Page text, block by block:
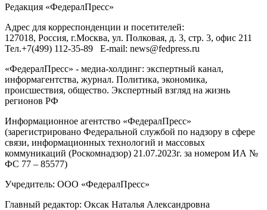
Редакция «ФедералПресс»
Адрес для корреспонденции и посетителей:
127018, Россия, г.Москва, ул. Полковая, д. 3, стр. 3, офис 211
Тел.+7(499) 112-35-89 E-mail: news@fedpress.ru
«ФедералПресс» - медиа-холдинг: экспертный канал,
информагентства, журнал. Политика, экономика,
происшествия, общество. Экспертный взгляд на жизнь
регионов РФ
Информационное агентство «ФедералПресс»
(зарегистрировано Федеральной службой по надзору в сфере
связи, информационных технологий и массовых
коммуникаций (Роскомнадзор) 21.07.2023г. за номером ИА №
ФС 77 – 85577)
Учредитель: ООО «ФедералПресс»
Главный редактор: Оксак Наталья Александровна